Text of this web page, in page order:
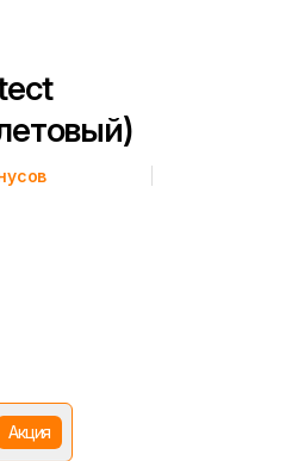
Акция